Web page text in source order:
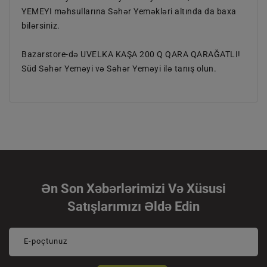
YEMEYI məhsullarına Səhər Yeməkləri altında da baxa
bilərsiniz.
Bazarstore-də UVELKA KAŞA 200 Q QARA QARAĞATLI!
Süd Səhər Yeməyi və Səhər Yeməyi ilə tanış olun.
Ən Son Xəbərlərimizi Və Xüsusi
Satışlarımızı Əldə Edin
E-poçtunuz